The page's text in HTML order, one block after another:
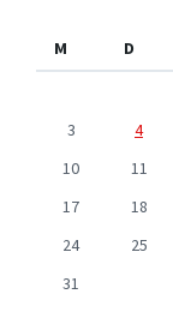
M
D
3
4
10
11
17
18
24
25
31